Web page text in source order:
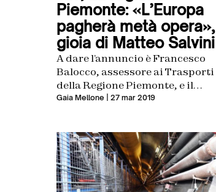
Piemonte: «L’Europa
pagherà metà opera»,
gioia di Matteo Salvini
A dare l’annuncio è Francesco
Balocco, assessore ai Trasporti
della Regione Piemonte, e il
leader del Carroccio esulta
Gaia Mellone | 27 mar 2019